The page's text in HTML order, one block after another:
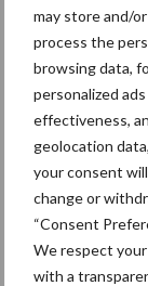
may store and/
process the
browsing data,
personalized
effectiveness,
geolocation
your consent will
change or
“Consent
We respect
with a